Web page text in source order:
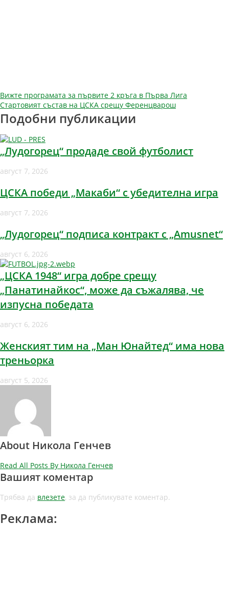
Навигация
Вижте програмата за първите 2 кръга в Първа Лига
Стартовият състав на ЦСКА срещу Ференцварош
Подобни публикации
„Лудогорец“ продаде свой футболист
август 7, 2026
ЦСКА победи „Макаби“ с убедителна игра
август 7, 2026
„Лудогорец“ подписа контракт с „Amusnet“
август 6, 2026
„ЦСКА 1948“ игра добре срещу
„Панатинайкос“, може да съжалява, че
изпусна победата
август 6, 2026
Женският тим на „Ман Юнайтед“ има нова
треньорка
август 5, 2026
About Никола Генчев
Read All Posts By Никола Генчев
Вашият коментар
Трябва да влезете, за да публикувате коментар.
Реклама: